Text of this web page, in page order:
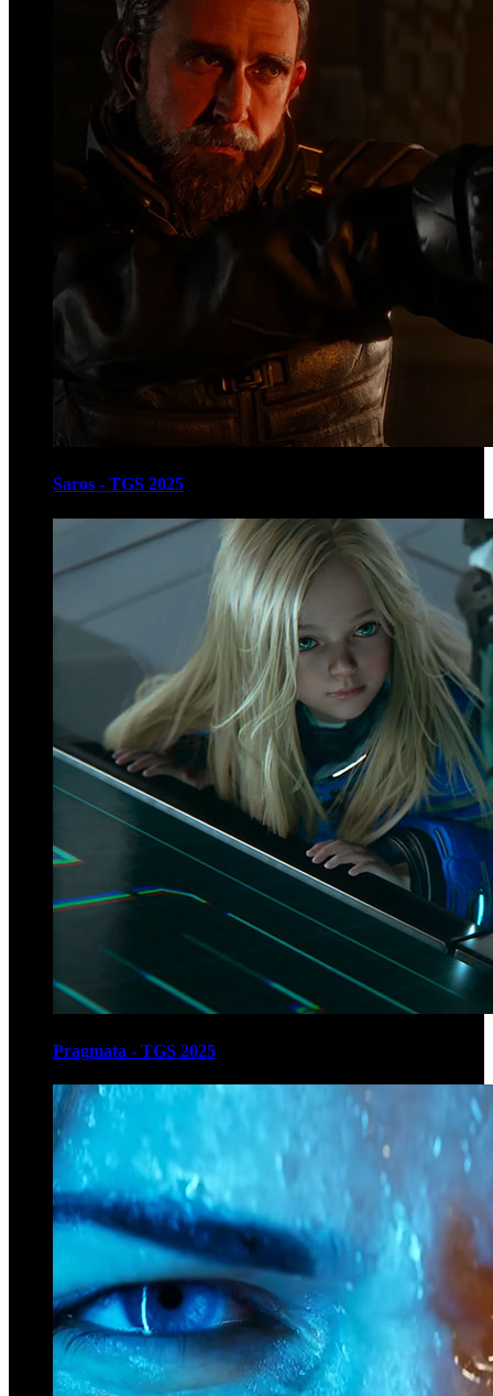
Saros - TGS 2025
Pragmata - TGS 2025